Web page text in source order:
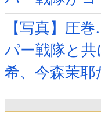
【写真】圧
パー戦隊と
希、今森茉耶